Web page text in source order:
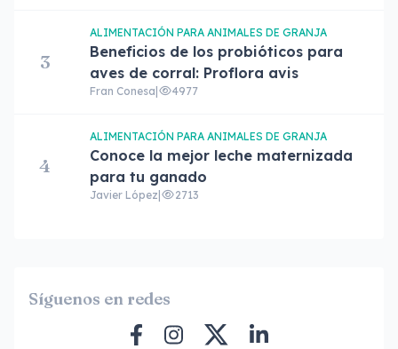
3
ALIMENTACIÓN PARA ANIMALES DE GRANJA
Beneficios de los probióticos para
aves de corral: Proflora avis
Fran Conesa 4977
4
ALIMENTACIÓN PARA ANIMALES DE GRANJA
Conoce la mejor leche maternizada
para tu ganado
Javier López 2713
Síguenos en redes